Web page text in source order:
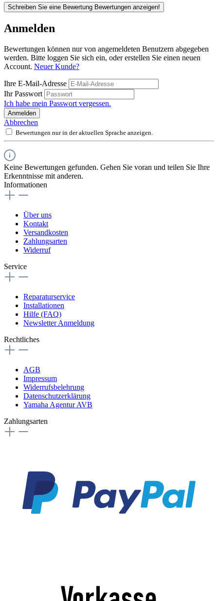
Schreiben Sie eine Bewertung Bewertungen anzeigen!
Anmelden
Bewertungen können nur von angemeldeten Benutzern abgegeben
werden. Bitte loggen Sie sich ein, oder erstellen Sie einen neuen
Account. Neuer Kunde?
Ihre E-Mail-Adresse
Ihr Passwort
Ich habe mein Passwort vergessen.
Anmelden
Abbrechen
Bewertungen nur in der aktuellen Sprache anzeigen.
Keine Bewertungen gefunden. Gehen Sie voran und teilen Sie Ihre
Erkenntnisse mit anderen.
Informationen
Über uns
Kontakt
Versandkosten
Zahlungsarten
Widerruf
Service
Reparaturservice
Installationen
Hilfe (FAQ)
Newsletter Anmeldung
Rechtliches
AGB
Impressum
Widerrufsbelehrung
Datenschutzerklärung
Yamaha Agentur AVB
Zahlungsarten